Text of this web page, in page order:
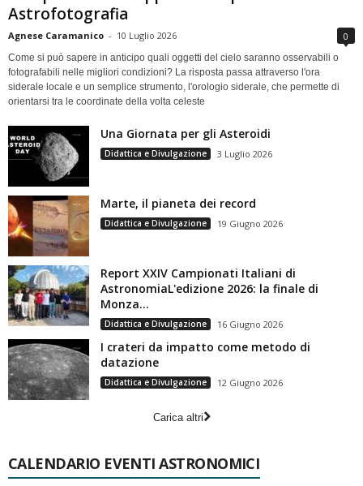
Astrofotografia
Agnese Caramanico - 10 Luglio 2026 0
Come si può sapere in anticipo quali oggetti del cielo saranno osservabili o
fotografabili nelle migliori condizioni? La risposta passa attraverso l'ora
siderale locale e un semplice strumento, l'orologio siderale, che permette di
orientarsi tra le coordinate della volta celeste
Una Giornata per gli Asteroidi
Didattica e Divulgazione 3 Luglio 2026
Marte, il pianeta dei record
Didattica e Divulgazione 19 Giugno 2026
Report XXIV Campionati Italiani di
AstronomiaL'edizione 2026: la finale di
Monza...
Didattica e Divulgazione 16 Giugno 2026
I crateri da impatto come metodo di
datazione
Didattica e Divulgazione 12 Giugno 2026
Carica altri
CALENDARIO EVENTI ASTRONOMICI